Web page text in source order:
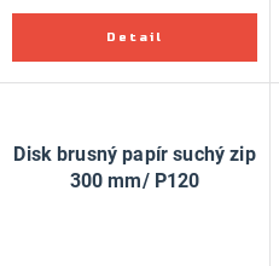
Disk brusný papír suchý zip
300 mm/ P120